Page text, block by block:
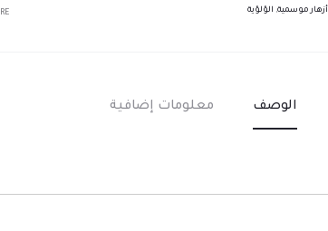
أزهار موسمية, الؤلؤية
الوصف معلومات إضافية